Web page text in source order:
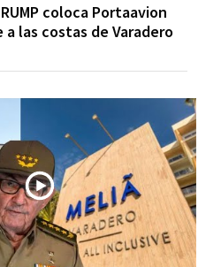
coloca Portaavion
a las costas de Varadero